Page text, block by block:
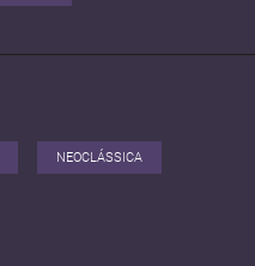
NEOCLÁSSICA